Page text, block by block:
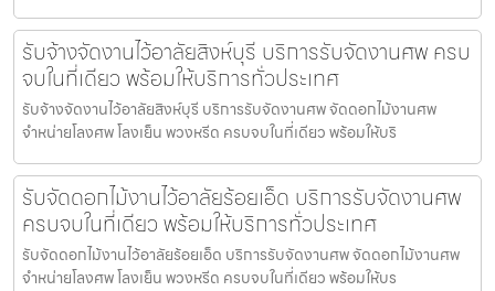
รับจ้างจัดงานไว้อาลัยสิงห์บุรี บริการรับจัดงานศพ ครบ
จบในที่เดียว พร้อมให้บริการทั่วประเทศ
รับจ้างจัดงานไว้อาลัยสิงห์บุรี บริการรับจัดงานศพ จัดดอกไม้งานศพ
จำหน่ายโลงศพ โลงเย็น พวงหรีด ครบจบในที่เดียว พร้อมให้บริ
รับจัดดอกไม้งานไว้อาลัยร้อยเอ็ด บริการรับจัดงานศพ
ครบจบในที่เดียว พร้อมให้บริการทั่วประเทศ
รับจัดดอกไม้งานไว้อาลัยร้อยเอ็ด บริการรับจัดงานศพ จัดดอกไม้งานศพ
จำหน่ายโลงศพ โลงเย็น พวงหรีด ครบจบในที่เดียว พร้อมให้บร